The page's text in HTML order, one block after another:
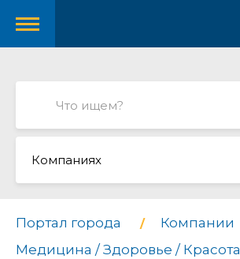
Компаниях
Портал города
Компании
Медицина / Здоровье / Красота